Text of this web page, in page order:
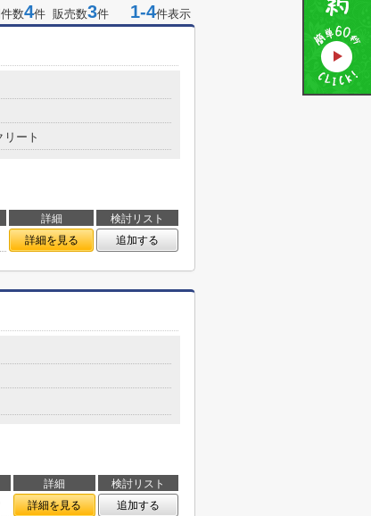
数4件 販売数3件 1-4件表示
リート
詳細
検討リスト
詳細を見る 追加する
詳細
検討リスト
詳細を見る 追加する